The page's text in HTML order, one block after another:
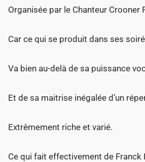
Organisée par le Chanteur Crooner
Car ce qui se produit dans ses
Va bien au-delà de sa puissance
Et de sa maitrise inégalée d’un
Extrêmement riche et varié.
Ce qui fait effectivement de Franck